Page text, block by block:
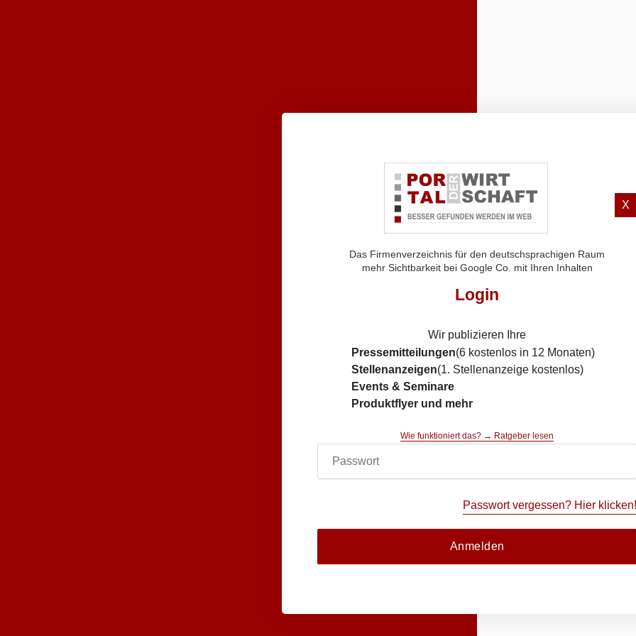
X
Das Firmenverzeichnis für den deutschsprachigen Raum
mehr Sichtbarkeit bei Google Co. mit Ihren Inhalten
Login
Wir publizieren Ihre
Pressemitteilungen(6 kostenlos in 12 Monaten)
Stellenanzeigen(1. Stellenanzeige kostenlos)
Events & Seminare
Produktflyer und mehr
Wie funktioniert das? → Ratgeber lesen
Passwort vergessen? Hier klicken!
Anmelden